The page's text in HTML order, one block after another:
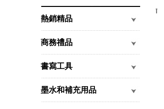
熱銷精品
商務禮品
書寫工具
墨水和補充用品